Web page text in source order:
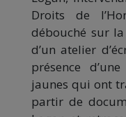
Droits de
débouché sur
d’un atelier
présence
jaunes qui ont
partir de